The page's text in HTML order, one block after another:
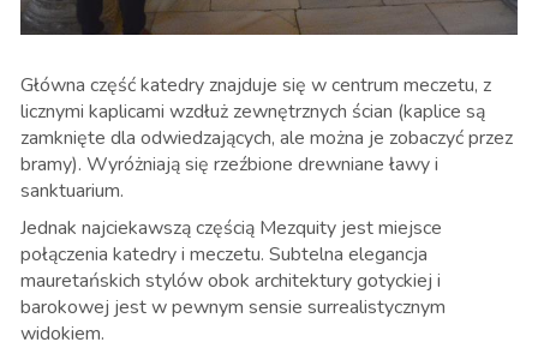
Główna część katedry znajduje się w centrum meczetu, z
licznymi kaplicami wzdłuż zewnętrznych ścian (kaplice są
zamknięte dla odwiedzających, ale można je zobaczyć przez
bramy). Wyróżniają się rzeźbione drewniane ławy i
sanktuarium.
Jednak najciekawszą częścią Mezquity jest miejsce
połączenia katedry i meczetu. Subtelna elegancja
mauretańskich stylów obok architektury gotyckiej i
barokowej jest w pewnym sensie surrealistycznym
widokiem.